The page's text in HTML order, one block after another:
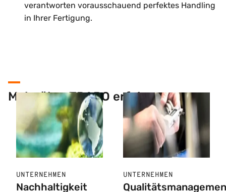
verantworten vorausschauend perfektes Handling
in Ihrer Fertigung.
Mehr über TRAPO erfahren
UNTERNEHMEN
Nachhaltigkeit
UNTERNEHMEN